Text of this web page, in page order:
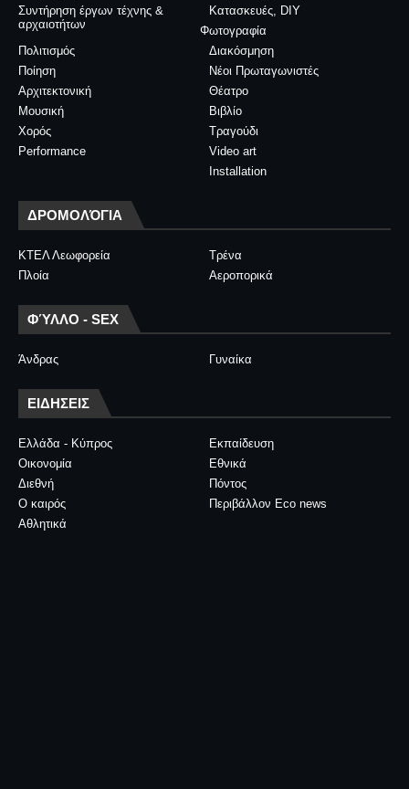
Συντήρηση έργων τέχνης &
αρχαιοτήτων
Κατασκευές, DIY
Φωτογραφία
Διακόσμηση
Πολιτισμός
Νέοι Πρωταγωνιστές
Ποίηση
Θέατρο
Αρχιτεκτονική
Βιβλίο
Μουσική
Τραγούδι
Χορός
Video art
Performance
Installation
ΔΡΟΜΟΛΌΓΙΑ
ΚΤΕΛ Λεωφορεία
Τρένα
Πλοία
Αεροπορικά
ΦΎΛΛΟ - SEX
Άνδρας Γυναίκα
ΕΙΔΗΣΕΙΣ
Ελλάδα - Κύπρος
Εκπαίδευση
Οικονομία
Εθνικά
Διεθνή
Πόντος
Ο καιρός
Περιβάλλον Eco news
Αθλητικά